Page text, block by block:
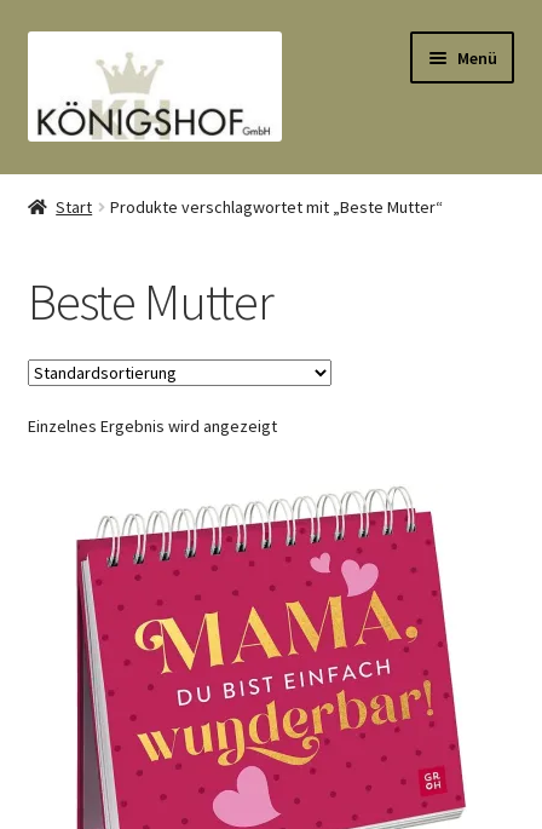
Navigation
springen
springen
Menü
Start
Anlässe
Datenauszug
Datenschutzbelehrung
Impressum
KÖNIGSHOF-Lädeli
Kontakt
Kontaktdaten
Start Produkte verschlagwortet mit „Beste Mutter“
Beste Mutter
Einzelnes Ergebnis wird angezeigt